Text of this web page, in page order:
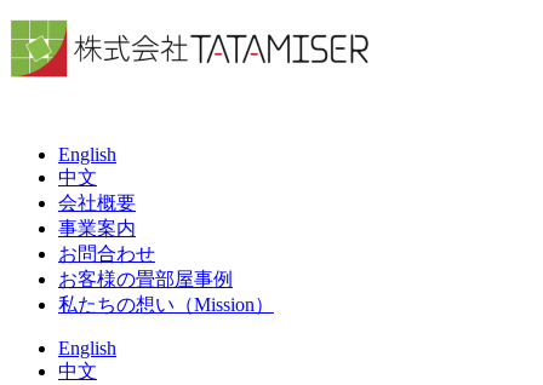
English
中文
会社概要
事業案内
お問合わせ
お客様の畳部屋事例
私たちの想い（Mission）
English
中文